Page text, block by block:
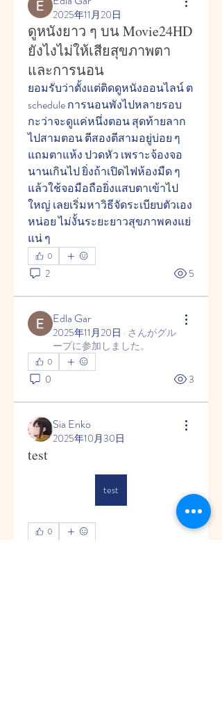
2025年11月20日
ดูหนังยาว ๆ บน Movie24HD
ยังไงไม่ให้เสียสุขภาพตา
และการนอน
ยอมรับว่าตั้งแต่ติดดูหนังออนไลน์ ต
schedule การนอนพังไปหลายรอบ
กะว่าจะดูแค่หนึ่งตอน สุดท้ายลาก
ไปสามตอน ตีสองตีสามอยู่บ่อย ๆ
แถมตาแห้ง ปวดหัว เพราะจ้องจอ
นานเกินไป ยิ่งถ้าเปิดไฟห้องมืด ๆ
แล้วใช้จอมือถือยิ่งแสบตาเข้าไป
ใหญ่ เลยเริ่มหาวิธีจัดระเบียบตัวเอง
หน่อย ไม่งั้นระยะยาวสุขภาพคงแย่
แน่ ๆ
0
2 5
Edla Gar
2025年11月20日 · さんがグル
ープに参加しました。
0
0 3
Sia Enko
2025年10月30日
test
test
0